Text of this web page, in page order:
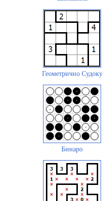
Геометрично Судоку
Бинаро